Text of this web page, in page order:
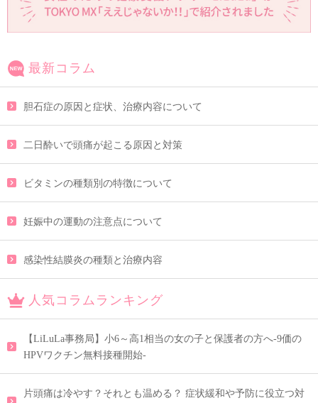
最新コラム
胆石症の原因と症状、治療内容について
二日酔いで頭痛が起こる原因と対策
ビタミンの種類別の特徴について
妊娠中の運動の注意点について
感染性結膜炎の種類と治療内容
人気コラムランキング
【LiLuLa事務局】小6～高1相当の女の子と保護者の方へ-9価の
HPVワクチン無料接種開始-
片頭痛は冷やす？それとも温める？ 症状緩和や予防に役立つ対